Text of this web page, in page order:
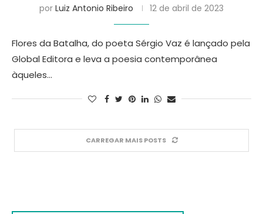
por Luiz Antonio Ribeiro 12 de abril de 2023
Flores da Batalha, do poeta Sérgio Vaz é lançado pela
Global Editora e leva a poesia contemporânea
àqueles…
CARREGAR MAIS POSTS